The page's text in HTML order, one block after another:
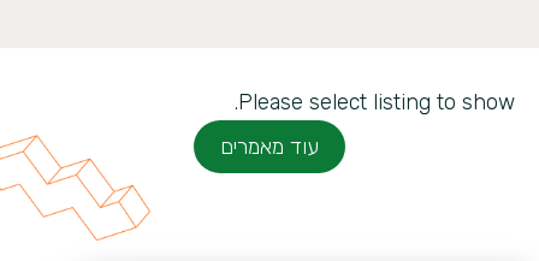
Please select listing to show.
עוד מאמרים